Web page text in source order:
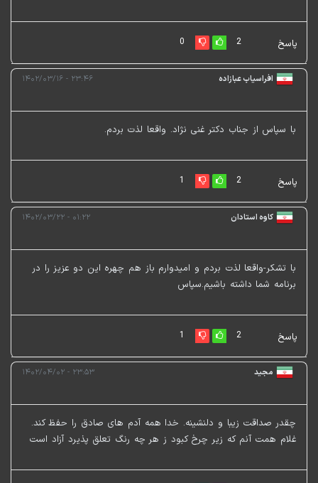
پاسخ 2
0
افراسیاب عبازاده ۲۳:۴۶ - ۱۴۰۲/۰۳/۱۶
با سپاس از جناب دکتر غنی نژاد. واقعا لذت بردم.
پاسخ 2
1
کاوه استادان ۰۱:۲۲ - ۱۴۰۲/۰۳/۲۲
با تشکر-واقعا لذت بردم و امیدوارم باز هم چهره این دو عزیز را در
برنامه شما داشته باشیم.سپاس
پاسخ 2
1
مجید ۲۳:۵۳ - ۱۴۰۲/۰۴/۰۲
چقدر صداقت زیبا و دلنشینه. خدا همه آدم های صادق را حفظ کند.
غلام همت آنم که زیر چرخ کبود ز هر چه رنگ تعلق پذیرد آزاد است